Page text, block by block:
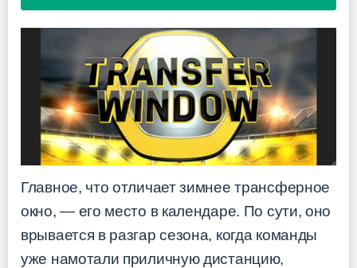
Главное, что отличает зимнее трансферное
окно, — его место в календаре. По сути, оно
врывается в разгар сезона, когда команды
уже намотали приличную дистанцию,